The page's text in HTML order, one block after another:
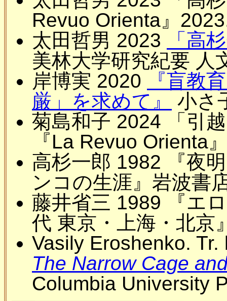
Revuo Orienta』
太田哲男 2023
「高
美林大学研究紀要 人
岸博実 2020
『盲教
厳」を求めて』
小さ
菊島和子 2024 「引
『La Revuo Orienta
高杉一郎 1982 『夜
ンコの生涯』岩波書
藤井省三 1989 『エ
代 東京・上海・北京
Vasily Eroshenko.
The Narrow Cage
Columbia University